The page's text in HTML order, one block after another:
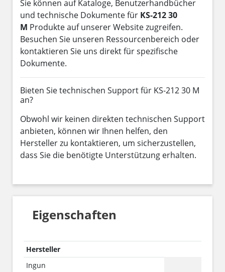
Sie können auf Kataloge, Benutzerhandbücher
und technische Dokumente für KS-212 30
M Produkte auf unserer Website zugreifen.
Besuchen Sie unseren Ressourcenbereich oder
kontaktieren Sie uns direkt für spezifische
Dokumente.
Bieten Sie technischen Support für KS-212 30 M
an?
Obwohl wir keinen direkten technischen Support
anbieten, können wir Ihnen helfen, den
Hersteller zu kontaktieren, um sicherzustellen,
dass Sie die benötigte Unterstützung erhalten.
Eigenschaften
Hersteller
Ingun